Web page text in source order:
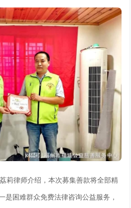
莉律师介绍，本次募集善款将全部精
是困难群众免费法律咨询公益服务，